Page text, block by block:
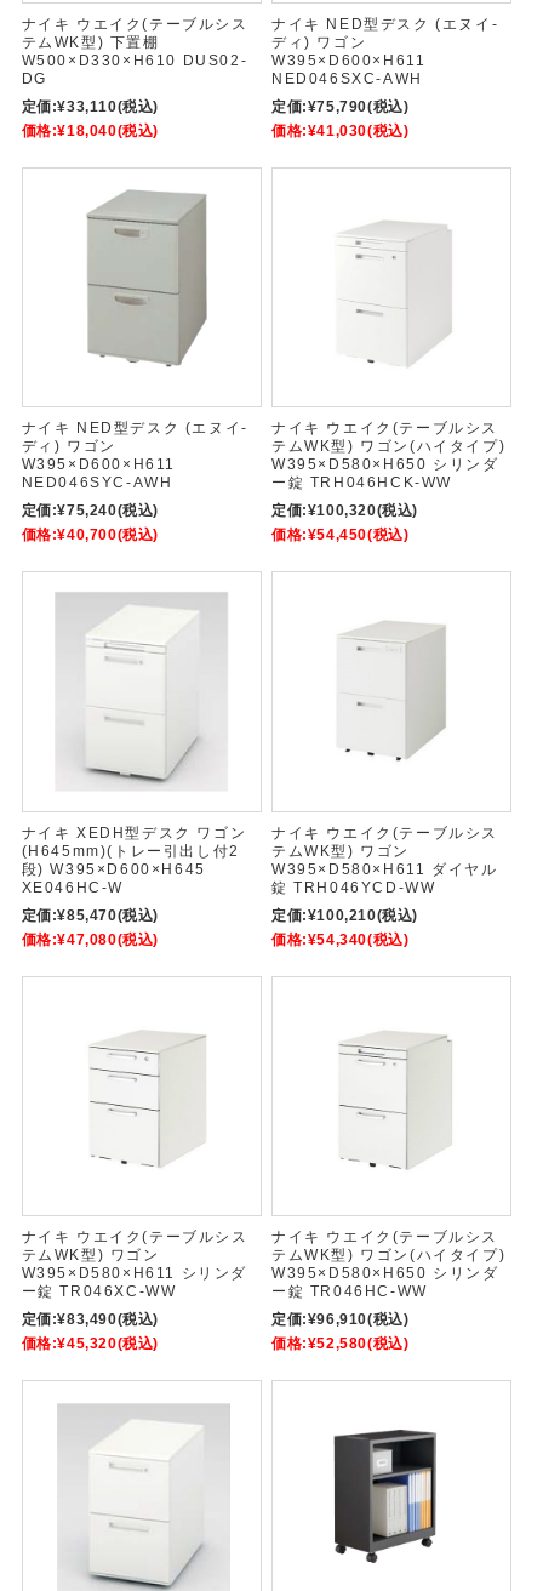
ナイキ ウエイク(テーブルシス
テムWK型) 下置棚
W500×D330×H610 DUS02-
DG
定価:¥33,110(税込)
価格:¥18,040(税込)
ナイキ NED型デスク (エヌイ-
ディ) ワゴン
W395×D600×H611
NED046SXC-AWH
定価:¥75,790(税込)
価格:¥41,030(税込)
ナイキ NED型デスク (エヌイ-
ディ) ワゴン
W395×D600×H611
NED046SYC-AWH
定価:¥75,240(税込)
価格:¥40,700(税込)
ナイキ ウエイク(テーブルシス
テムWK型) ワゴン(ハイタイプ)
W395×D580×H650 シリンダ
ー錠 TRH046HCK-WW
定価:¥100,320(税込)
価格:¥54,450(税込)
ナイキ XEDH型デスク ワゴン
(H645mm)(トレー引出し付2
段) W395×D600×H645
XE046HC-W
定価:¥85,470(税込)
価格:¥47,080(税込)
ナイキ ウエイク(テーブルシス
テムWK型) ワゴン
W395×D580×H611 ダイヤル
錠 TRH046YCD-WW
定価:¥100,210(税込)
価格:¥54,340(税込)
ナイキ ウエイク(テーブルシス
テムWK型) ワゴン
W395×D580×H611 シリンダ
ー錠 TR046XC-WW
定価:¥83,490(税込)
価格:¥45,320(税込)
ナイキ ウエイク(テーブルシス
テムWK型) ワゴン(ハイタイプ)
W395×D580×H650 シリンダ
ー錠 TR046HC-WW
定価:¥96,910(税込)
価格:¥52,580(税込)